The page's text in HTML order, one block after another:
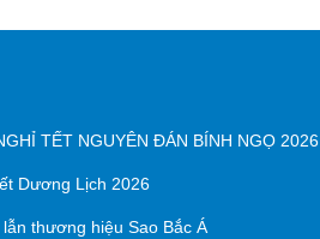
TẾT NGUYÊN ĐÁN BÍNH NGỌ 2026
Dương Lịch 2026
thương hiệu Sao Bắc Á